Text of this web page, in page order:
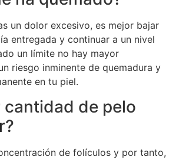
un dolor excesivo, es mejor bajar
entregada y continuar a un nivel
un límite no hay mayor
riesgo inminente de quemadura y
en tu piel.
cantidad de pelo
de folículos y por tanto,